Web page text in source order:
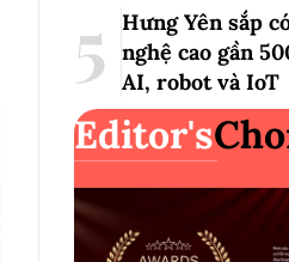
Hưng Yên sắp
nghệ cao gần
AI, robot và IoT
Editor's